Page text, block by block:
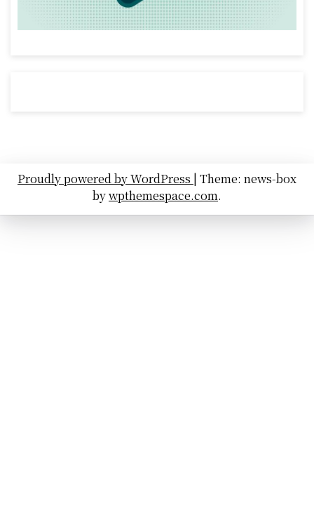
Proudly powered by WordPress | Theme: news-box
bywpthemespace.com.